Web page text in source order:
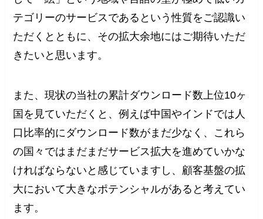
テゴリーのサービスであるという性質をご認識い
ただくとともに、その拡大余地にはご期待いただ
きたいと思います。
また、現状の当社の累計ダウンロード数上位10ヶ
国を見ていただくと、例えば中国やインドでは人
口比率的にダウンロード数がまだ少なく、これら
の国々ではまだまだサービス拡大を進めていかな
ければならないと感じていますし、顧客基盤の拡
大において大きなポテンシャルがあると考えてい
ます。